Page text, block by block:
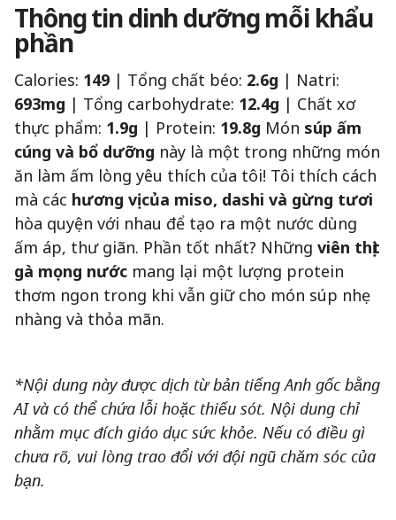
Thông tin dinh dưỡng mỗi khẩu
phần
Calories: 149 | Tổng chất béo: 2.6g | Natri:
693mg | Tổng carbohydrate: 12.4g | Chất xơ
thực phẩm: 1.9g | Protein: 19.8g Món súp ấm
cúng và bổ dưỡng này là một trong những món
ăn làm ấm lòng yêu thích của tôi! Tôi thích cách
mà các hương vị của miso, dashi và gừng tươi
hòa quyện với nhau để tạo ra một nước dùng
ấm áp, thư giãn. Phần tốt nhất? Những viên thịt
gà mọng nước mang lại một lượng protein
thơm ngon trong khi vẫn giữ cho món súp nhẹ
nhàng và thỏa mãn.
*Nội dung này được dịch từ bản tiếng Anh gốc bằng
AI và có thể chứa lỗi hoặc thiếu sót. Nội dung chỉ
nhằm mục đích giáo dục sức khỏe. Nếu có điều gì
chưa rõ, vui lòng trao đổi với đội ngũ chăm sóc của
bạn.